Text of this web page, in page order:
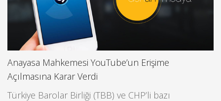
Anayasa Mahkemesi YouTube’un Erişime
Açılmasına Karar Verdi
Türkiye Barolar Birliği (TBB) ve CHP’li bazı